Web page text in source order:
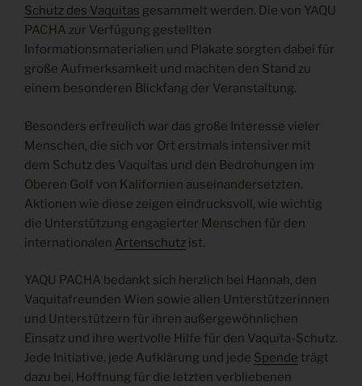
Schutz des Vaquitas gesammelt werden. Die von YAQU
PACHA zur Verfügung gestellten
Informationsmaterialien und Plakate sorgten dabei für
große Aufmerksamkeit und machten den Stand zu
einem besonderen Blickfang der Veranstaltung.
Besonders erfreulich war das große Interesse vieler
Menschen, die sich vor Ort erstmals intensiver mit
dem Schutz des Vaquitas und den Bedrohungen im
Oberen Golf von Kalifornien auseinandersetzten.
Aktionen wie diese zeigen eindrucksvoll, wie wichtig
die Unterstützung engagierter Menschen für den
internationalen Artenschutz ist.
YAQU PACHA bedankt sich herzlich bei Hannah, den
Vaquitafreunden Wien sowie allen Unterstützerinnen
und Unterstützern für ihren außergewöhnlichen
Einsatz und ihre wertvolle Hilfe für den Vaquita-Schutz.
Jede Initiative, jede Aufklärung und jede Spende trägt
dazu bei, Hoffnung für die letzten verbliebenen